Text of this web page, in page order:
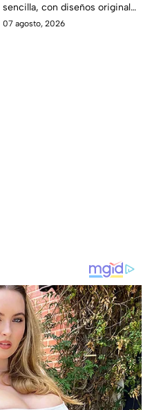
sencilla, con diseños originales
y detalles adaptados a tus
07 agosto, 2026